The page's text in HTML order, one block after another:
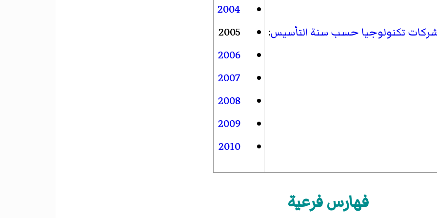
تكنولوجيا حسب سنة التأسيس:
2004
2005
2006
2007
2008
2009
2010
فهارس فرعية